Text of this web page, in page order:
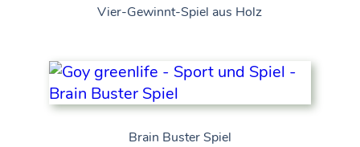
Vier-Gewinnt-Spiel aus Holz
Brain Buster Spiel